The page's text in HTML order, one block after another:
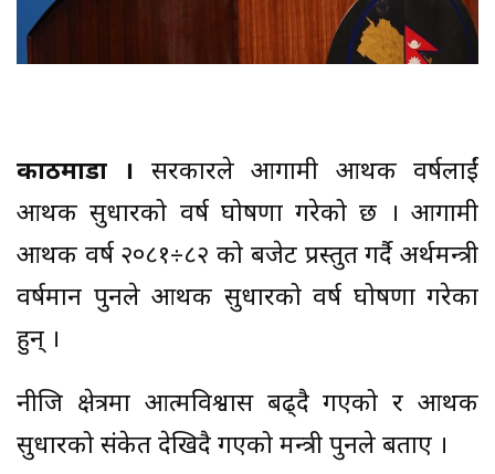
काठमाडौं । सरकारले आगामी आर्थिक वर्षलाईं
आर्थिक सुधारको वर्ष घोषणा गरेको छ । आगामी
आर्थिक वर्ष २०८१÷८२ को बजेट प्रस्तुत गर्दै अर्थमन्त्री
वर्षमान पुनले आर्थिक सुधारको वर्ष घोषणा गरेका
हुन् ।
नीजि क्षेत्रमा आत्मविश्वास बढ्दै गएको र आर्थिक
सुधारको संकेत देखिदै गएको मन्त्री पुनले बताए ।